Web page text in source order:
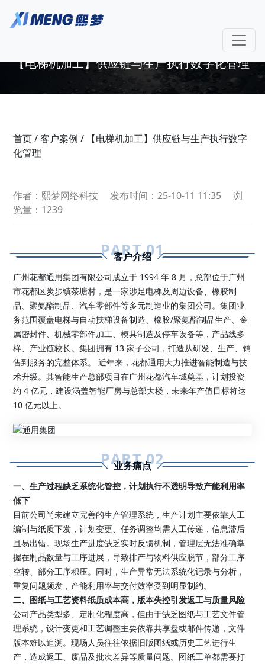
【电梯机加工】供应链与生产执行数字化管理
首页/客户案例 /
【电梯机加工】供应链与生产执行数字
化管理
作者：熙梦网络科技 发布时间：25-10-11 11:35
浏
览量：1239
PART.01
客户介绍
广州花都通用集团有限公司成立于 1994 年 8 月，总部位于广州
市花都区炭步镇茶塘村，是一家涉足电梯及周边设备、橡胶制
品、聚氨酯制品、汽车零部件等多元制造业的集团公司。集团业
务范围覆盖电梯与自动扶梯设备制造、橡胶/聚氨酯制品生产、金
属密封件、机械零部件加工、模具制造及停车设备等，产品线多
样、产业链较长。集团拥有 13 家子公司，打造从研发、生产、销
售到服务的完整体系。 近年来，花都通用大力推进智能制造与技
术升级。其智能生产总部项目在广州花都汽车城奠基，计划投资
约 4 亿元，建设涵盖智能厂房与总部大楼，未来年产值目标将达
10 亿元以上。
PART.02
业务痛点
一、生产过程缺乏系统化管控，计划执行不透明导致产能利用率
低下
目前公司尚未建立完善的生产管理系统，生产计划主要依靠人工
编制与纸质下发，计划变更、任务调整均需人工传递，信息滞后
且易出错。现场生产进度缺乏实时反馈机制，管理层无法准确掌
握在制品数量与工序进展，导致排产与物料供应脱节，部分工序
空转、部分工序积压。同时，生产异常无法系统化记录与分析，
重复问题频发，产能利用率与交付效率受到明显制约。
二、图纸与工艺资料纸质成本高，版本失控引发返工与质量风险
公司产品类型多、定制化程度高，但由于缺乏图纸与工艺文件管
理系统，设计变更和工艺调整主要依靠共享盘或邮件传递，文件
版本难以追溯。现场人员往往依据旧版图纸或历史工艺进行生
产，造成返工、废品及批次差异等质量问题。图纸工单都需要打